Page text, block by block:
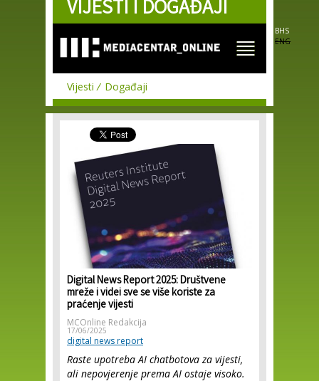
Skip to
main
VIJESTI I DOGAĐAJI
BHS
ENG
Vijesti Događaji
Digital News Report 2025: Društvene
mreže i videi sve se više koriste za
praćenje vijesti
MCOnline Redakcija
17/06/2025
digital news report
Raste upotreba AI chatbotova za vijesti,
ali nepovjerenje prema AI ostaje visoko.